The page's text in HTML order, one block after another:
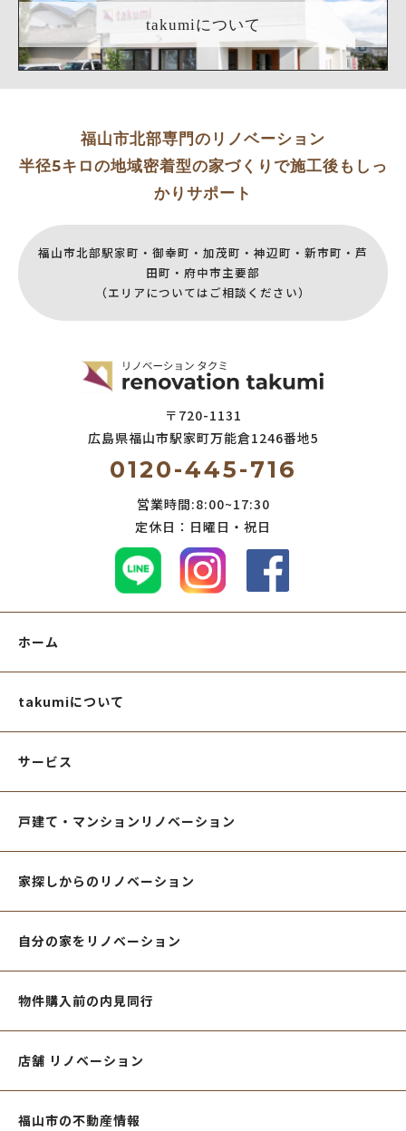
takumiについて
福山市北部専門のリノベーション
半径5キロの地域密着型の家づくりで施工後もしっ
かりサポート
福山市北部駅家町・御幸町・加茂町・神辺町・新市町・芦
田町・府中市主要部
（エリアについてはご相談ください）
〒720-1131
広島県福山市駅家町万能倉1246番地5
0120-445-716
営業時間:8:00~17:30
定休日：日曜日・祝日
ホーム
takumiについて
サービス
戸建て・マンションリノベーション
家探しからのリノベーション
自分の家をリノベーション
物件購入前の内見同行
店舗 リノベーション
福山市の不動産情報